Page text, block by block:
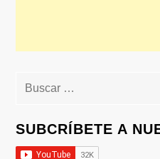
Buscar:
SUBCRÍBETE A